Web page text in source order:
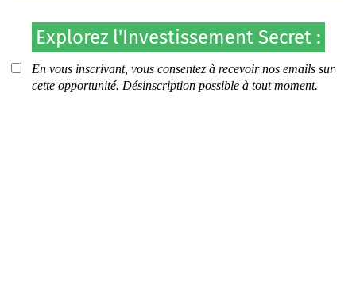
Explorez l'Investissement Secret :
En vous inscrivant, vous consentez à recevoir nos emails sur
cette opportunité. Désinscription possible à tout moment.